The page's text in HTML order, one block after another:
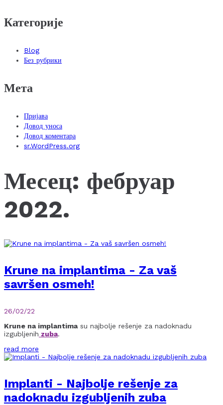
Категорије
Blog
Без рубрики
Мета
Пријава
Довод уноса
Довод коментара
sr.WordPress.org
Месец: фебруар
2022.
Krune na implantima - Za vaš
savršen osmeh!
26/02/22
Krune na implantimasu najbolje rešenje za nadoknadu
izgubljenih zuba.
read more
Implanti - Najbolje rešenje za
nadoknadu izgubljenih zuba